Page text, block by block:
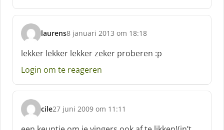
laurens
s
c
h
r
e
f
:
8 januari 2013 om 18:18
lekker lekker lekker zeker proberen :p
Login om te reageren
cile
s
27 juni 2009 om 11:11